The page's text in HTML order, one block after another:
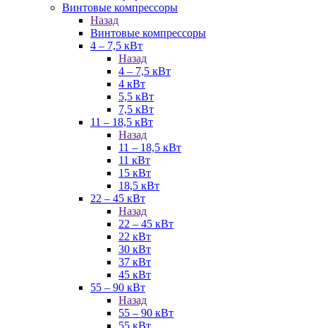
Винтовые компрессоры
Назад
Винтовые компрессоры
4 – 7,5 кВт
Назад
4 – 7,5 кВт
4 кВт
5,5 кВт
7,5 кВт
11 – 18,5 кВт
Назад
11 – 18,5 кВт
11 кВт
15 кВт
18,5 кВт
22 – 45 кВт
Назад
22 – 45 кВт
22 кВт
30 кВт
37 кВт
45 кВт
55 – 90 кВт
Назад
55 – 90 кВт
55 кВт